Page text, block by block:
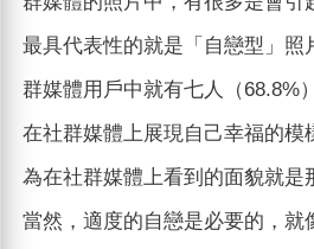
最具代表性的就是「自戀型」照
群媒體用戶中就有七人（68.8%
在社群媒體上展現自己幸福的模
為在社群媒體上看到的面貌就是
當然，適度的自戀是必要的，就